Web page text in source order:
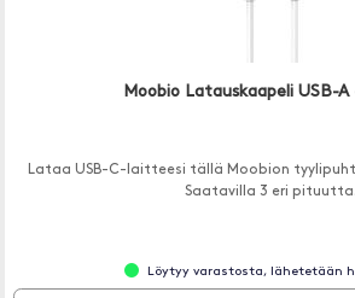
Moobio Latauskaapeli USB-A
Lataa USB-C-laitteesi tällä Moobion
Saatavilla 3 eri pituutta.
Löytyy varastosta, lähetetään